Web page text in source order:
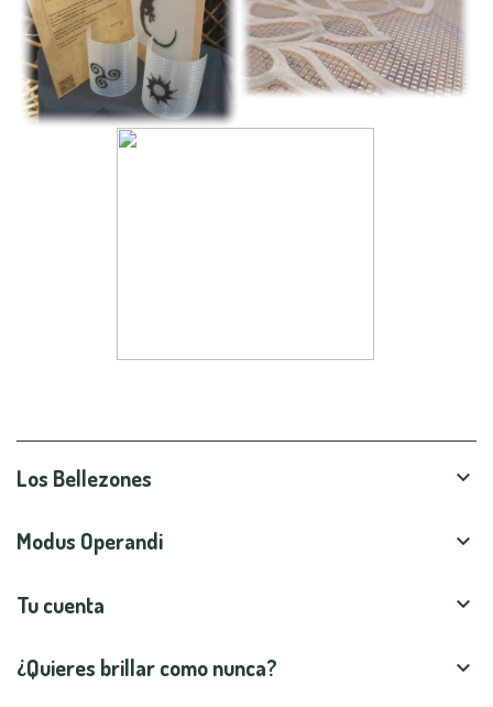
Los Bellezones 
Modus Operandi 
Tu cuenta 
¿Quieres brillar como nunca? 